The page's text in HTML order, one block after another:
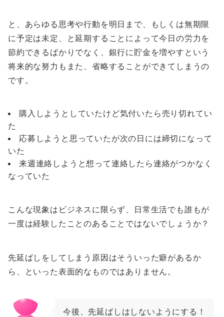
と、あらゆる思考や行動を明日まで、もしくは無期限
に予定は未定、と延期することによって今日の労力を
節約できるばかりでなく、銀行に貯金を増やすという
将来的な努力もまた、省略することができてしまうの
です。
購入しようとしていたけど気付いたら売り切れてい
た
応募しようと思っていたが次の日には締切になって
いた
来週連絡しようと想って連絡したら連絡がつかなく
なっていた
こんな現象はビジネスに限らず、日常生活でも誰もが
一度は経験したことのあることではないでしょうか？
先延ばしをしてしまう原因はそういった癖があるか
ら、といった表面的なものではありません。
今後、先延ばしはしないようにする！